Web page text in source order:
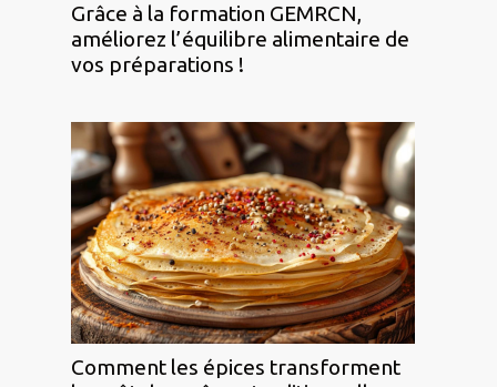
Grâce à la formation GEMRCN,
améliorez l’équilibre alimentaire de
vos préparations !
Comment les épices transforment